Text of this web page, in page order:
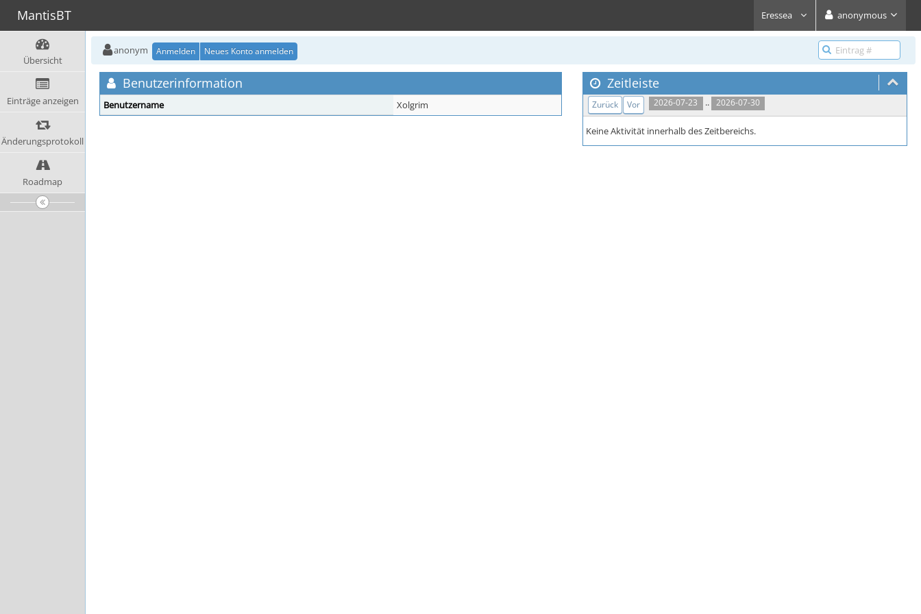
MantisBT Eressea anonymous
Übersicht
Einträge anzeigen
Änderungsprotokoll
Roadmap
anonym Anmelden Neues Konto anmelden
Benutzerinformation
Benutzername Xolgrim
Zeitleiste
2026-07-23 .. 2026-07-30
Zurück Vor
Keine Aktivität innerhalb des Zeitbereichs.